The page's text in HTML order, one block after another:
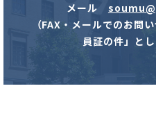
メール
（FAX・メールでのお問
員証の件」と